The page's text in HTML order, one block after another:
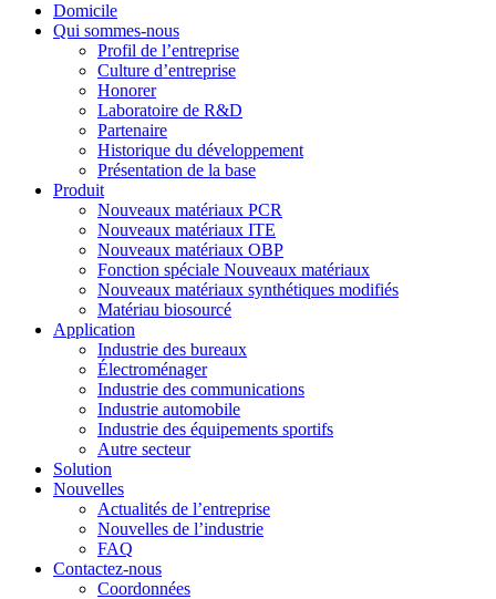
Domicile
Qui sommes-nous
Profil de l’entreprise
Culture d’entreprise
Honorer
Laboratoire de R&D
Partenaire
Historique du développement
Présentation de la base
Produit
Nouveaux matériaux PCR
Nouveaux matériaux ITE
Nouveaux matériaux OBP
Fonction spéciale Nouveaux matériaux
Nouveaux matériaux synthétiques modifiés
Matériau biosourcé
Application
Industrie des bureaux
Électroménager
Industrie des communications
Industrie automobile
Industrie des équipements sportifs
Autre secteur
Solution
Nouvelles
Actualités de l’entreprise
Nouvelles de l’industrie
FAQ
Contactez-nous
Coordonnées